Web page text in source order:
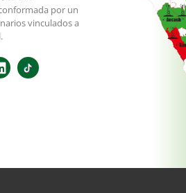
por un
vinculados a